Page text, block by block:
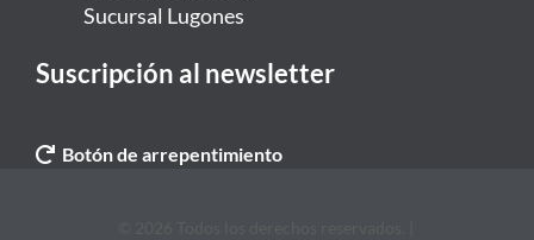
Sucursal Lugones
Suscripción al newsletter
Botón de arrepentimiento